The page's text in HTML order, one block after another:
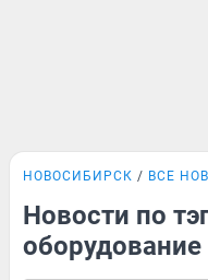
НОВОСИБИРСК ВСЕ
Новости по
оборудование